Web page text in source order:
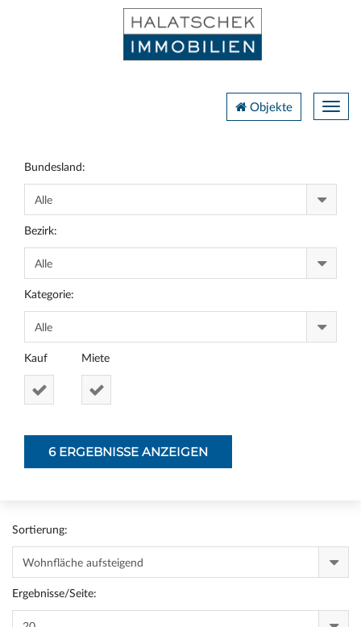
Objekte
Bundesland:
Bezirk:
Kategorie:
Kauf Miete
Sortierung:
Ergebnisse/Seite: